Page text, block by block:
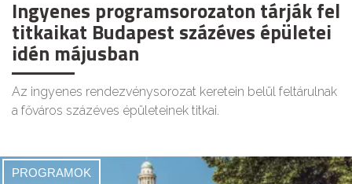
Ingyenes programsorozaton tárják fel
titkaikat Budapest százéves épületei
idén májusban
Az ingyenes rendezvénysorozat keretein belül feltárulnak
a főváros százéves épületeinek titkai.
PROGRAMOK